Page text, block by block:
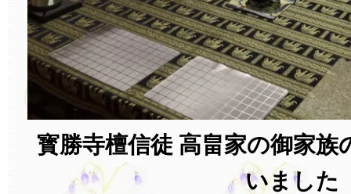
寳勝寺檀信徒 高畠家の御家族
いました